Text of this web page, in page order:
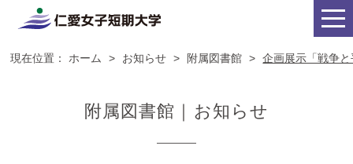
現在位置： ホーム > お知らせ > 附属図書館 > 企画展示「戦争
附属図書館｜お知らせ